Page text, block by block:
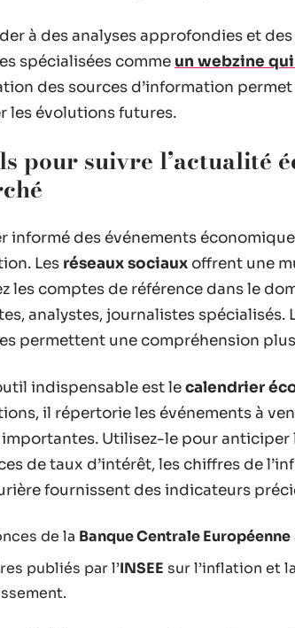
à des analyses approfondies et
spécialisées comme un webzine
des sources d’information
les évolutions futures.
pour suivre l’actualité
informé des événements
Les réseaux sociaux offrent une
les comptes de référence dans le
analystes, journalistes spécialisés.
permettent une compréhension
indispensable est lecalendrier
il répertorie les événements à
Utilisez-le pour anticiper
de taux d’intérêt, les chiffres de
fournissent des indicateurs
de la Banque Centrale Européenne
publiés par l’INSEE sur l’inflation et